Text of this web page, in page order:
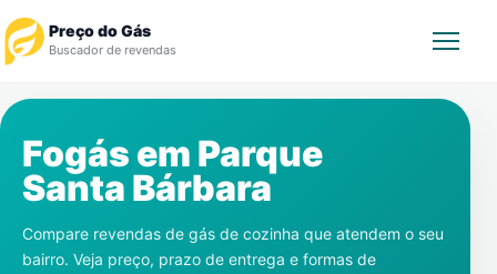
Preço do Gás
Buscador de revendas
Revendedor
Notícias
Fogás em Parque
Santa Bárbara
Compare revendas de gás de cozinha que atendem o seu
bairro. Veja preço, prazo de entrega e formas de